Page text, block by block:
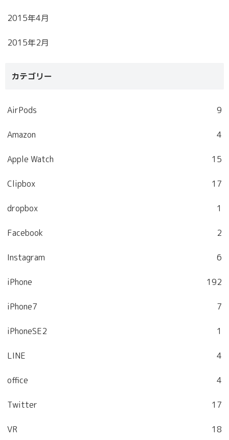
2015年4月
2015年2月
カテゴリー
AirPods 9
Amazon 4
Apple Watch 15
Clipbox 17
dropbox 1
Facebook 2
Instagram 6
iPhone 192
iPhone7 7
iPhoneSE2 1
LINE 4
office 4
Twitter 17
VR 18